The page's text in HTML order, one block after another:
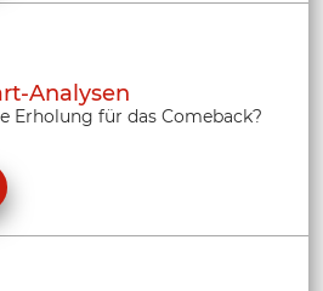
Analysen
Erholung für das Comeback?